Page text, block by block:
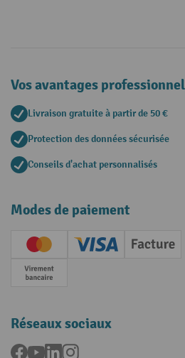
Vos avantages
Livraison gratuite à partir de 50 €
Protection des données sécurisée
Conseils d'achat personnalisés
Modes de paiement
Creditcard (Master)Creditcard (Visa)
Facture
Paiement anticipé
Réseaux sociaux
Facebook
YouTubeLinkedInInstagram